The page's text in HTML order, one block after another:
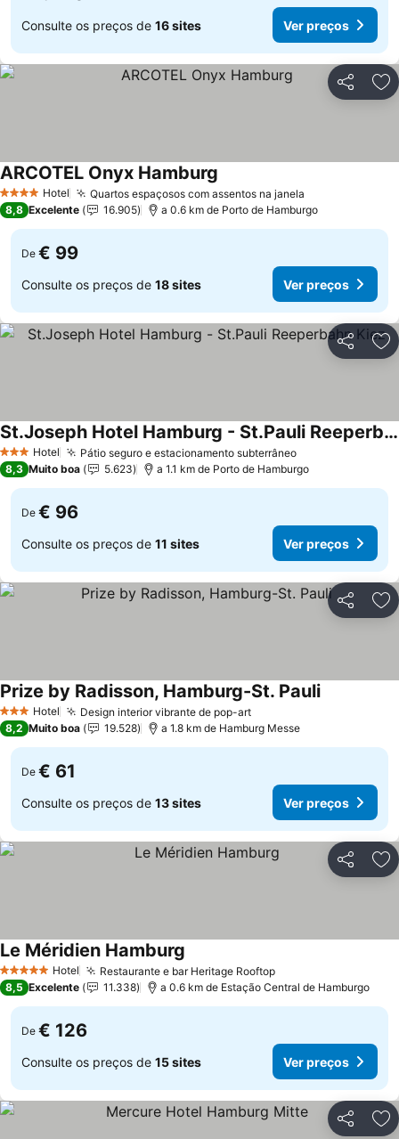
Consulte os preços de 16 sites Ver preços
Partilhar
4 EstrelasHotel Quartos espaçosos com assentos na janela
ARCOTEL Onyx Hamburg
8,8 Excelente 16.905 a 0.6 km de Porto de Hamburgo
De € 99
Consulte os preços de 18 sites Ver preços
Partilhar
3 EstrelasHotel Pátio seguro e estacionamento subterrâneoVer preços
St.Joseph Hotel Hamburg - St.Pauli Reeperbahn Kiez
Ver preços
8,3 Muito boa 5.623 a 1.1 km de Porto de Hamburgo
De € 96
Consulte os preços de 11 sites Ver preços
Partilhar
3 EstrelasHotel Design interior vibrante de pop-artVer preços
Prize by Radisson, Hamburg-St. PauliVer preços
8,2 Muito boa 19.528 a 1.8 km de Hamburg Messe
De € 61
Consulte os preços de 13 sites Ver preços
Partilhar
5 Estrelas Hotel Restaurante e bar Heritage RooftopVer preços
Le Méridien Hamburg
8,5 Excelente 11.338 a 0.6 km de Estação Central de Hamburgo
De € 126
Consulte os preços de 15 sites Ver preços
Partilhar